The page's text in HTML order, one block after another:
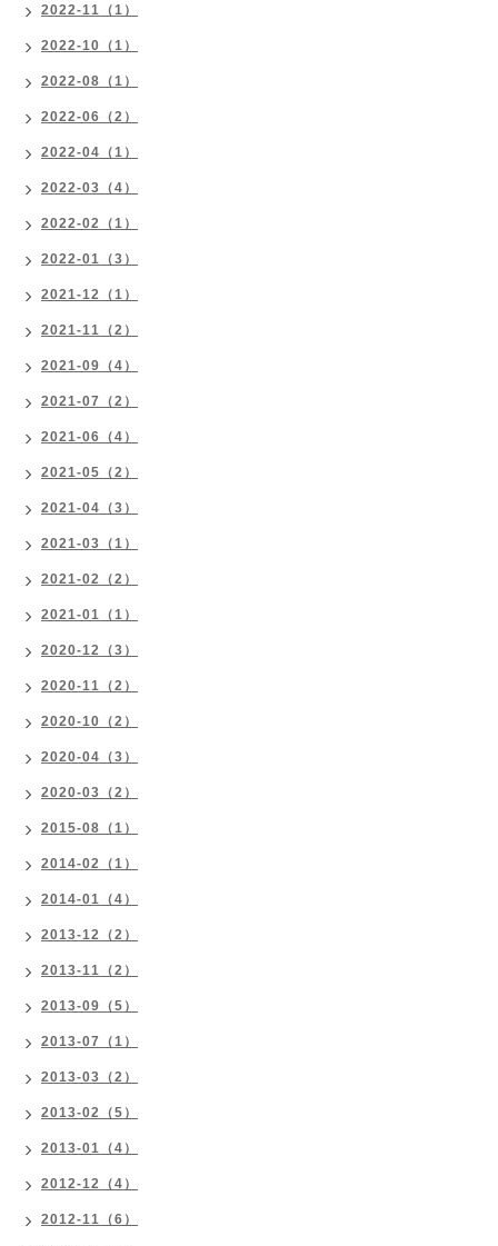
2022-11（1）
2022-10（1）
2022-08（1）
2022-06（2）
2022-04（1）
2022-03（4）
2022-02（1）
2022-01（3）
2021-12（1）
2021-11（2）
2021-09（4）
2021-07（2）
2021-06（4）
2021-05（2）
2021-04（3）
2021-03（1）
2021-02（2）
2021-01（1）
2020-12（3）
2020-11（2）
2020-10（2）
2020-04（3）
2020-03（2）
2015-08（1）
2014-02（1）
2014-01（4）
2013-12（2）
2013-11（2）
2013-09（5）
2013-07（1）
2013-03（2）
2013-02（5）
2013-01（4）
2012-12（4）
2012-11（6）